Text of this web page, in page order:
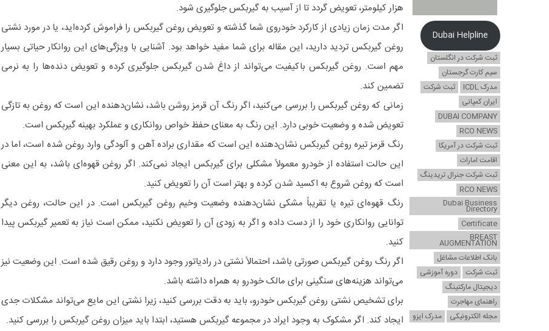
هزار کیلومتر، تعویض گردد تا از آسیب به گیربکس جلوگیری شود.
اگر مدت زمان زیادی از کارکرد خودروی شما گذشته و تعویض روغن گیربکس را فراموش کرده‌اید، یا در مورد نشتی
روغن گیربکس تردید دارید، این مقاله برای شما مفید خواهد بود. آشنایی با ویژگی‌های این روانکار حیاتی بسیار
مهم است. روغن گیربکس باکیفیت می‌تواند از داغ شدن گیربکس جلوگیری کرده و تعویض دنده‌ها را به نرمی
تضمین کند.
زمانی که روغن گیربکس را بررسی می‌کنید، اگر رنگ آن قرمز روشن باشد، نشان‌دهنده این است که روغن به تازگی
تعویض شده و وضعیت خوبی دارد. این رنگ به معنای حفظ خواص روانکاری و عملکرد بهینه گیربکس است.
رنگ قرمز تیره روغن گیربکس نشان‌دهنده این است که مقداری براده آهن و آلودگی وارد روغن شده است، اما در
این حالت استفاده از خودرو معمولاً مشکلی برای گیربکس ایجاد نمی‌کند. اگر روغن قهوه‌ای باشد، به این معنی
است که روغن شروع به اکسید شدن کرده و بهتر است آن را تعویض کنید.
رنگ قهوه‌ای تیره یا تقریباً مشکی نشان‌دهنده وضعیت وخیم روغن گیربکس است. در این حالت، روغن دیگر
توانایی روانکاری خود را از دست داده و اگر به زودی آن را تعویض نکنید، ممکن است نیاز به تعمیر گیربکس پیدا
کنید.
اگر رنگ روغن گیربکس صورتی باشد، احتمالاً نشتی در رادیاتور وجود دارد و روغن رقیق شده است. این وضعیت نیز
می‌تواند هزینه‌های سنگینی برای مالک خودرو به همراه داشته باشد.
برای تشخیص نشتی روغن گیربکس خودرو، باید به دقت بررسی کنید، زیرا نشتی این مایع می‌تواند مشکلات جدی
ایجاد کند. اگر مشکوک به وجود ایراد در مجموعه گیربکس هستید، ابتدا باید میزان روغن گیربکس را بررسی کنید.
Dubai Helpline
ثبت شرکت در انگلستان
سیم کارت گرجستان
مدرک ICDL
ثبت شرکت
ایران کمپانی
DUBAI COMPANY
RCO NEWS
ثبت شرکت در آمریکا
اقامت امارات
ثبت شرکت جنرال تریدینگ
RCO NEWS
Dubai Business
Directory
Certificate
BREAST
AUGMENTATION
بانک اطلاعات مشاغل
ثبت شرکت
دوره آموزشی
دیجیتال مارکتینگ
راهنمای مهاجرت
مجله الکترونیکی
مدرک ایزو